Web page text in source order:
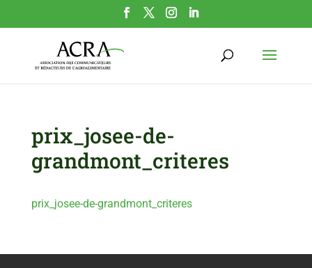
prix_josee-de-
grandmont_criteres
prix_josee-de-grandmont_criteres